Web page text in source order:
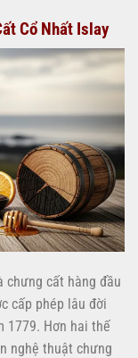
Cổ Nhất Islay
chưng cất hàng đầu
cấp phép lâu đời
1779. Hơn hai thế
nghệ thuật chưng